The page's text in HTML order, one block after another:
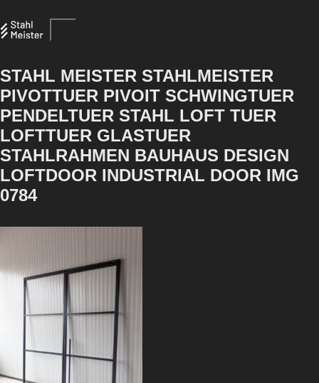
STAHL MEISTER STAHLMEISTER
PIVOTTUER PIVOIT SCHWINGTUER
PENDELTUER STAHL LOFT TUER
LOFTTUER GLASTUER
STAHLRAHMEN BAUHAUS DESIGN
LOFTDOOR INDUSTRIAL DOOR IMG
0784